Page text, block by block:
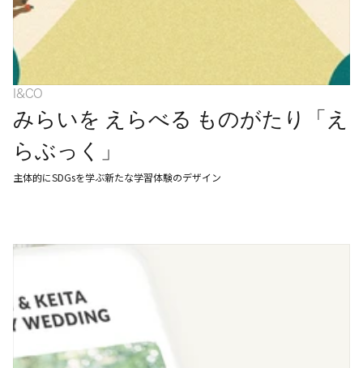
I&CO
みらいを えらべる ものがたり「え
らぶっく」
主体的にSDGsを学ぶ新たな学習体験のデザイン